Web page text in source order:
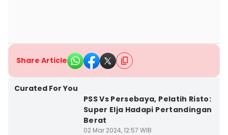
Share Article
Curated For You
PSS Vs Persebaya, Pelatih Risto:
Super Elja Hadapi Pertandingan
Berat
02 Mar 2024, 12:57 WIB